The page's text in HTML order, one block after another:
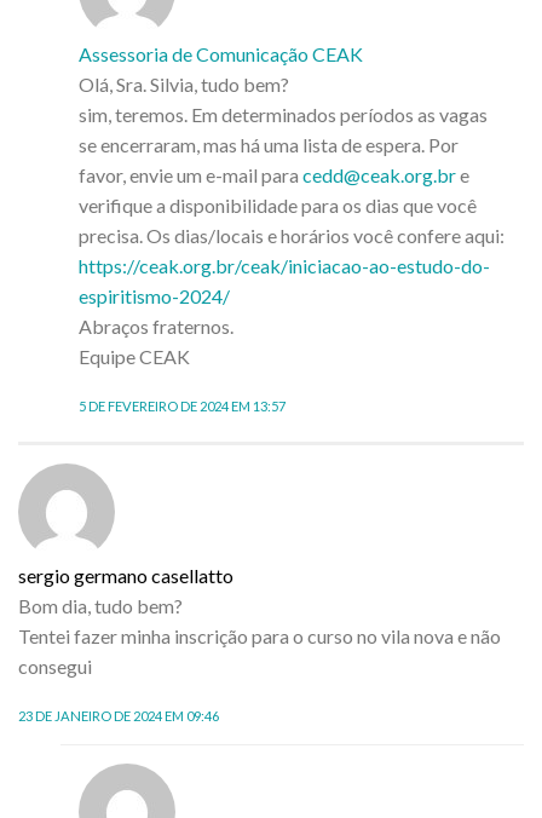
Assessoria de Comunicação CEAK
Olá, Sra. Silvia, tudo bem?
sim, teremos. Em determinados períodos as vagas
se encerraram, mas há uma lista de espera. Por
favor, envie um e-mail para cedd@ceak.org.bre
verifique a disponibilidade para os dias que você
precisa. Os dias/locais e horários você confere aqui:
https://ceak.org.br/ceak/iniciacao-ao-estudo-do-
espiritismo-2024/
Abraços fraternos.
Equipe CEAK
5 DE FEVEREIRO DE 2024 EM 13:57
sergio germano casellatto
Bom dia, tudo bem?
Tentei fazer minha inscrição para o curso no vila nova e não
consegui
23 DE JANEIRO DE 2024 EM 09:46